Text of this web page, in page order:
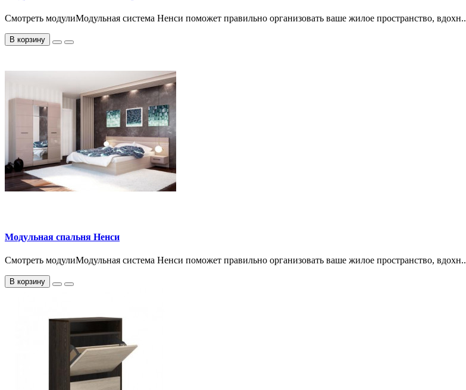
Смотреть модулиМодульная система Ненси поможет правильно организовать ваше жилое пространство, вдохн..
В корзину
Модульная спальня Ненси
Смотреть модулиМодульная система Ненси поможет правильно организовать ваше жилое пространство, вдохн..
В корзину